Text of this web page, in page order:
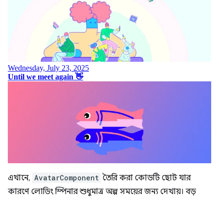
এখানে, AvatarComponent তৈরি করা কোডটি ছোট যার
কারণে লোডিং স্পিনার শুধুমাত্র অল্প সময়ের জন্য দেখায়। বড়